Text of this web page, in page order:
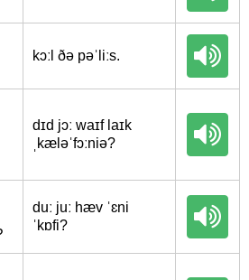
kɔːl ðə pəˈliːs.
dɪd jɔː waɪf laɪk
ˌkæləˈfɔːniə?
duː juː hæv ˈɛni
ˈkɒfi?